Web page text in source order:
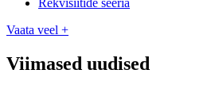
Rekvisiitide seeria
Vaata veel +
Viimased uudised